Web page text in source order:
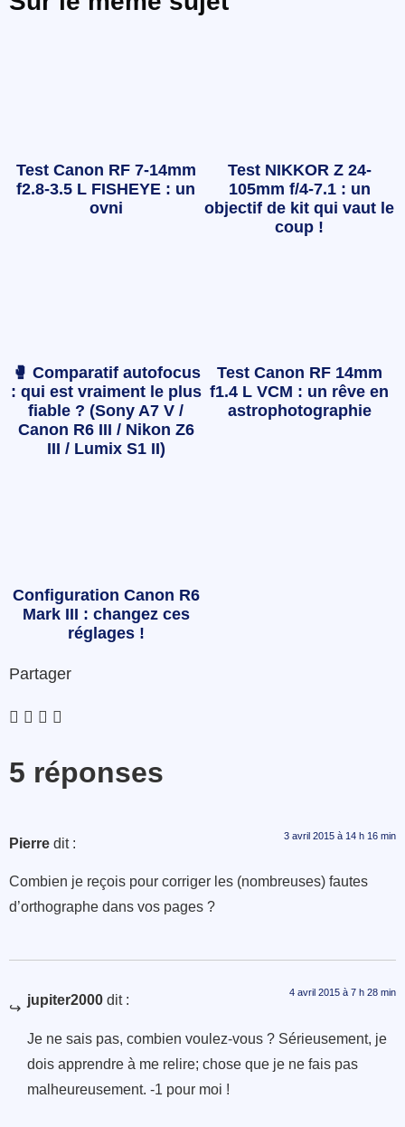
Test Canon RF 7-14mm
f2.8-3.5 L FISHEYE : un
ovni
Test NIKKOR Z 24-
105mm f/4-7.1 : un
objectif de kit qui vaut le
coup !
🥊 Comparatif autofocus
: qui est vraiment le plus
fiable ? (Sony A7 V /
Canon R6 III / Nikon Z6
III / Lumix S1 II)
Test Canon RF 14mm
f1.4 L VCM : un rêve en
astrophotographie
Configuration Canon R6
Mark III : changez ces
réglages !
Partager
5 réponses
Pierre dit : 3 avril 2015 à 14 h 16 min
Combien je reçois pour corriger les (nombreuses) fautes
d’orthographe dans vos pages ?
jupiter2000 dit : 4 avril 2015 à 7 h 28 min
Je ne sais pas, combien voulez-vous ? Sérieusement, je
dois apprendre à me relire; chose que je ne fais pas
malheureusement. -1 pour moi !